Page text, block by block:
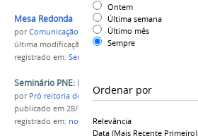
Ontem
Última semana
Último mês
Sempre
Ordenar por
Relevância
Data (mais Recente Primeiro)
Mesa Redonda
porComunicação CPR
última modificação
em 13/08/2015 09h49
registrado em: Seminário
Seminário PNE: Plano Nacional de Educação
por Pró reitoria de Ensino
publicado em 28/07/2017
registrado em: notici PNE,Educação